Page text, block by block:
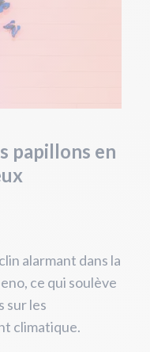
papillons en
alarmant dans la
ce qui soulève
sur les
climatique.